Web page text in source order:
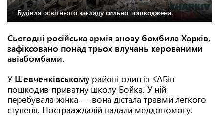
Будівля освітнього закладу сильно пошкоджена.
Сьогодні російська армія знову бомбила Харків,
зафіксовано понад трьох влучань керованими
авіабомбами.
У Шевченківському районі один із КАБів
пошкодив приватну школу Бойка. У ній
перебувала жінка — вона дістала травми легкого
ступеня. Пострааждалій надали меддопомогу.